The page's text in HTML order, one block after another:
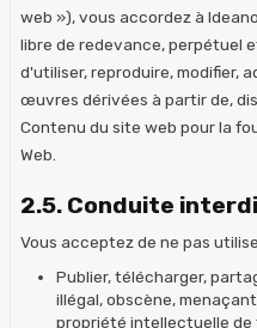
web »), vous accordez à
libre de redevance, perpétuel
d'utiliser, reproduire, modifier,
œuvres dérivées à partir de,
Contenu du site web pour la
Web.
2.5. Conduite
Vous acceptez de ne pas
Publier, télécharger,
illégal, obscène,
propriété intellectuelle